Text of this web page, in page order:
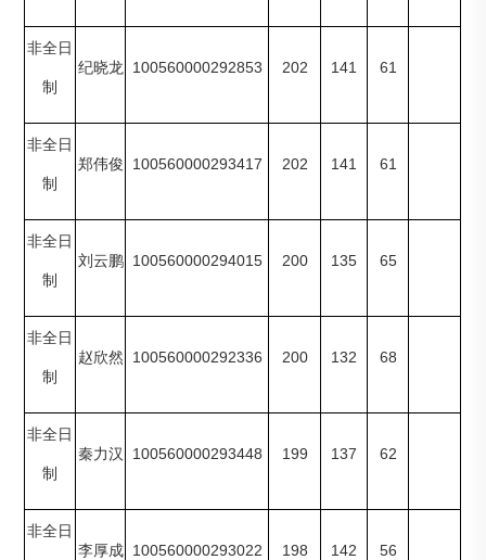
非全日
制
纪晓龙 100560000292853 202 141 61
非全日
制
郑伟俊 100560000293417 202 141 61
非全日
制
刘云鹏 100560000294015 200 135 65
非全日
制
赵欣然 100560000292336 200 132 68
非全日
制
秦力汉 100560000293448 199 137 62
非全日
李厚成 100560000293022 198 142 56